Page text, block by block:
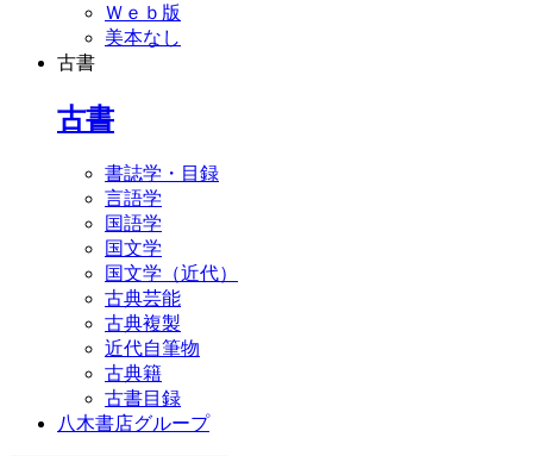
Ｗｅｂ版
美本なし
古書
古書
書誌学・目録
言語学
国語学
国文学
国文学（近代）
古典芸能
古典複製
近代自筆物
古典籍
古書目録
八木書店グループ